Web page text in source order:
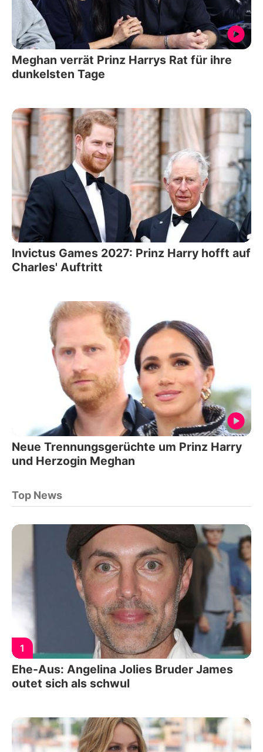
Meghan verrät Prinz Harrys Rat für ihre
dunkelsten Tage
Invictus Games 2027: Prinz Harry hofft auf
Charles' Auftritt
Neue Trennungsgerüchte um Prinz Harry
und Herzogin Meghan
Top News
1
Ehe-Aus: Angelina Jolies Bruder James
outet sich als schwul